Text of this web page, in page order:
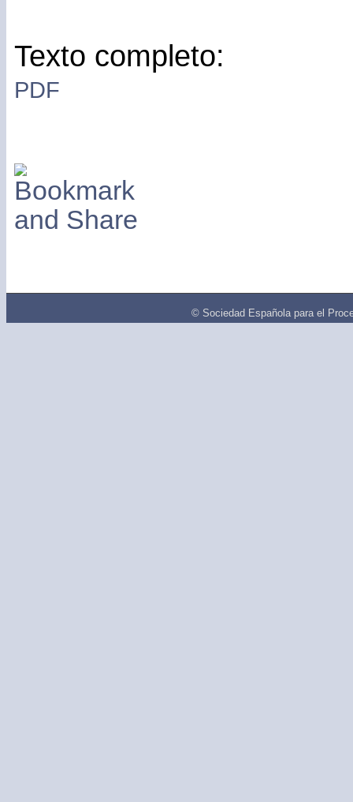
Texto completo:
PDF
© Sociedad Española para el